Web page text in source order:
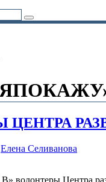
ЦЕНТРА
Елена Селиванова